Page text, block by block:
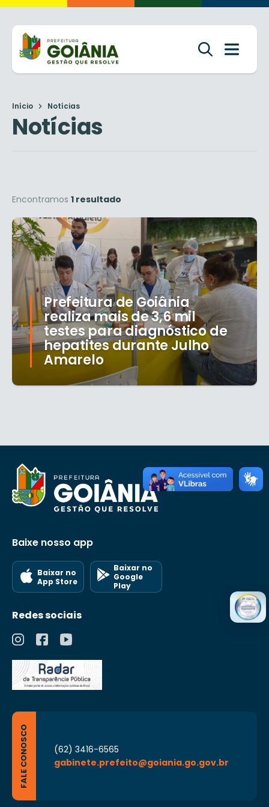
Início Notícias
Notícias
Encontramos 1 resultado
Prefeitura de Goiânia
realiza mais de 3,6 mil
testes para diagnóstico de
hepatites durante Julho
Amarelo
Baixe nosso app
Baixar no
App Store
Baixar no
Google
Play
Redes sociais
FALE CONOSCO
(62) 3416-6565
gabinete.prefeito@goiania.go.gov.br